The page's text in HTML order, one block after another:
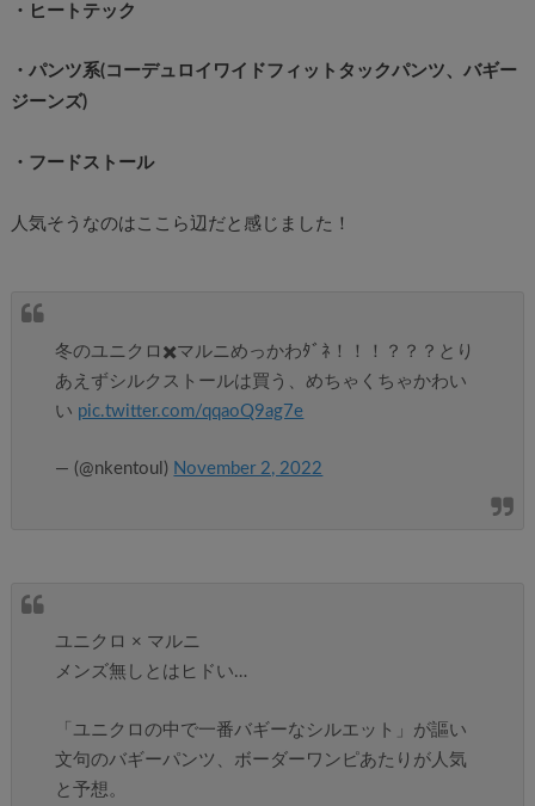
・ヒートテック
・パンツ系(コーデュロイワイドフィットタックパンツ、バギー
ジーンズ)
・フードストール
人気そうなのはここら辺だと感じました！
冬のユニクロ✖️マルニめっかわﾀﾞﾈ！！！？？？とり
あえずシルクストールは買う、めちゃくちゃかわい
い‍ pic.twitter.com/qqaoQ9ag7e
— (@nkentoul) November 2, 2022
ユニクロ × マルニ
メンズ無しとはヒドい…
「ユニクロの中で一番バギーなシルエット」が謳い
文句のバギーパンツ、ボーダーワンピあたりが人気
と予想。